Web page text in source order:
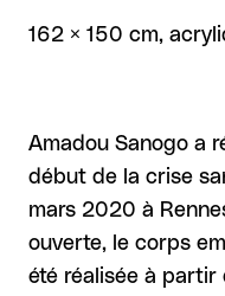
162 × 150 cm,
Amadou Sanogo a
début de la crise
mars 2020 à
ouverte, le corps
été réalisée à partir